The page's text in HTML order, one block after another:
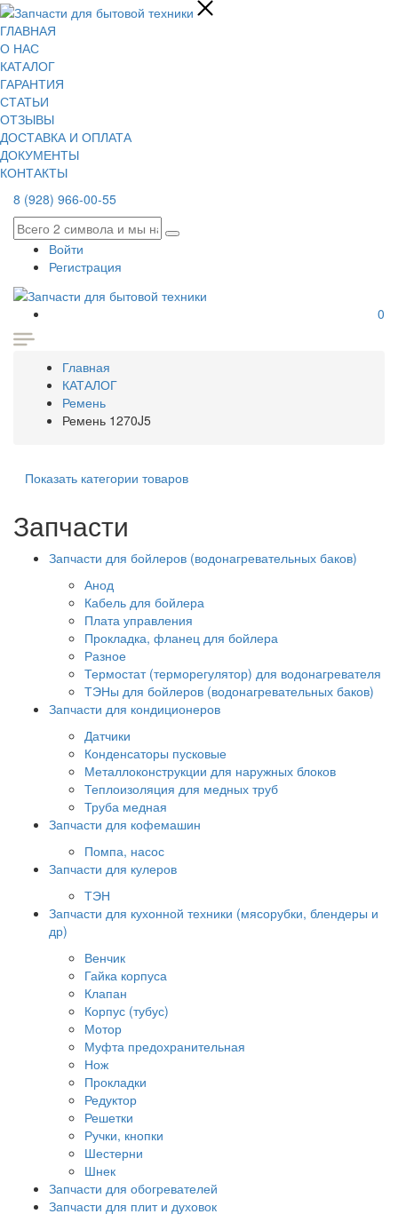
ГЛАВНАЯ
О НАС
КАТАЛОГ
ГАРАНТИЯ
СТАТЬИ
ОТЗЫВЫ
ДОСТАВКА И ОПЛАТА
ДОКУМЕНТЫ
КОНТАКТЫ
8 (928) 966-00-55
Войти
Регистрация
0
Главная
КАТАЛОГ
Ремень
Ремень 1270J5
Показать категории товаров
Запчасти
Запчасти для бойлеров (водонагревательных баков)
Анод
Кабель для бойлера
Плата управления
Прокладка, фланец для бойлера
Разное
Термостат (терморегулятор) для водонагревателя
ТЭНы для бойлеров (водонагревательных баков)
Запчасти для кондиционеров
Датчики
Конденсаторы пусковые
Металлоконструкции для наружных блоков
Теплоизоляция для медных труб
Труба медная
Запчасти для кофемашин
Помпа, насос
Запчасти для кулеров
ТЭН
Запчасти для кухонной техники (мясорубки, блендеры и
др)
Венчик
Гайка корпуса
Клапан
Корпус (тубус)
Мотор
Муфта предохранительная
Нож
Прокладки
Редуктор
Решетки
Ручки, кнопки
Шестерни
Шнек
Запчасти для обогревателей
Запчасти для плит и духовок